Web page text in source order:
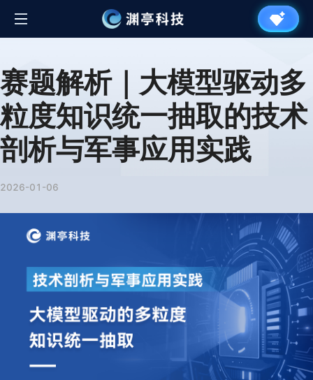
赛题解析｜大模型驱动多
粒度知识统一抽取的技术
剖析与军事应用实践
2026-01-06